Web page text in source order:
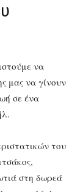
να
μας να γίνουν
σε ένα
του
στη δωρεά